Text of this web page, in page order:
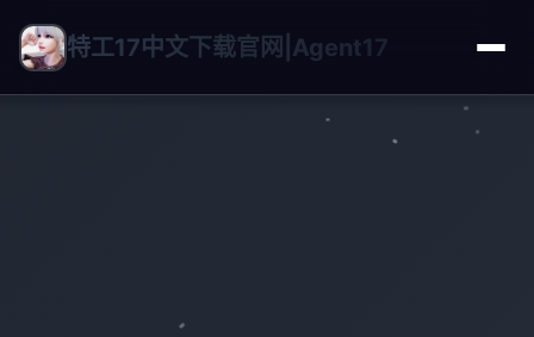
特工17中文下载官网|Agent17